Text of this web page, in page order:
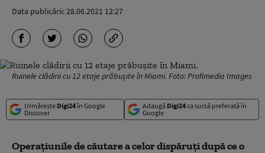
Data publicării:28.06.2021 12:27
Ruinele clădirii cu 12 etaje prăbușite în Miami. Foto: Profimedia Images
Urmărește Digi24în Google
Discover
Adaugă Digi24ca sursă preferată în
Google
Operațiunile de căutare a celor dispăruți după ce o